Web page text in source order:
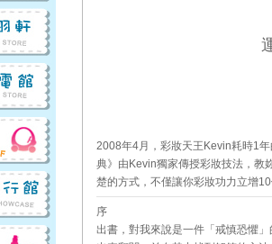
2008年4月，彩妝天王Kevin耗時1
典》由Kevin獨家傳授彩妝技法，教
楚的方式，不僅讓你彩妝功力立增
序
出書，對我來說是一件「戒慎恐懼